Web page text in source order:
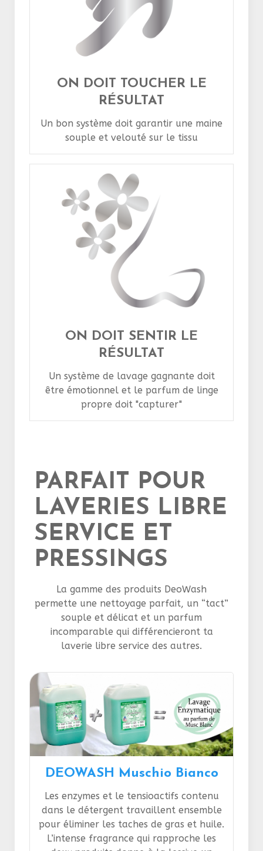
ON DOIT TOUCHER LE
RÉSULTAT
Un bon système doit garantir une maine
souple et velouté sur le tissu
ON DOIT SENTIR LE
RÉSULTAT
Un système de lavage gagnante doit
être émotionnel et le parfum de linge
propre doit "capturer"
PARFAIT POUR
LAVERIES LIBRE
SERVICE ET
PRESSINGS
La gamme des produits DeoWash
permette une nettoyage parfait, un “tact”
souple et délicat et un parfum
incomparable qui différencieront ta
laverie libre service des autres.
DEOWASH Muschio Bianco
Les enzymes et le tensioactifs contenu
dans le détergent travaillent ensemble
pour éliminer les taches de gras et huile.
L’intense fragrance qui rapproche les